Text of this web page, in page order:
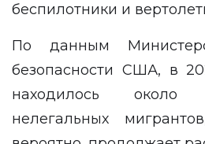
беспилотники и
По данным
безопасности США, в
находилось около
нелегальных